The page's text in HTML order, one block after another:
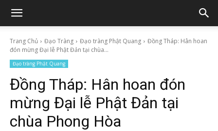
Trang Chủ Đạo Tràng Đạo tràng Phật Quang
Đồng Tháp: Hân hoan
đón mừng Đại lễ Phật Đản tại chùa...
Đạo tràng Phật Quang
Đồng Tháp: Hân hoan đón
mừng Đại lễ Phật Đản tại
chùa Phong Hòa